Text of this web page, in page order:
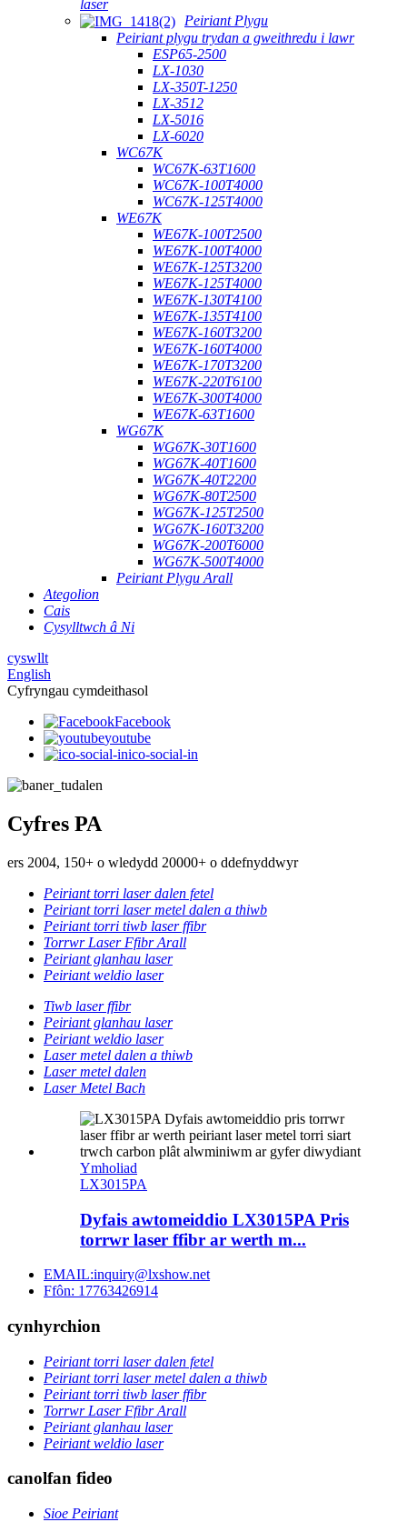
laser
Peiriant Plygu
Peiriant plygu trydan a gweithredu i lawr
ESP65-2500
LX-1030
LX-350T-1250
LX-3512
LX-5016
LX-6020
WC67K
WC67K-63T1600
WC67K-100T4000
WC67K-125T4000
WE67K
WE67K-100T2500
WE67K-100T4000
WE67K-125T3200
WE67K-125T4000
WE67K-130T4100
WE67K-135T4100
WE67K-160T3200
WE67K-160T4000
WE67K-170T3200
WE67K-220T6100
WE67K-300T4000
WE67K-63T1600
WG67K
WG67K-30T1600
WG67K-40T1600
WG67K-40T2200
WG67K-80T2500
WG67K-125T2500
WG67K-160T3200
WG67K-200T6000
WG67K-500T4000
Peiriant Plygu Arall
Ategolion
Cais
Cysylltwch â Ni
cyswllt
English
Cyfryngau cymdeithasol
Facebook
youtube
ico-social-in
Cyfres PA
ers 2004, 150+ o wledydd 20000+ o ddefnyddwyr
Peiriant torri laser dalen fetel
Peiriant torri laser metel dalen a thiwb
Peiriant torri tiwb laser ffibr
Torrwr Laser Ffibr Arall
Peiriant glanhau laser
Peiriant weldio laser
Tiwb laser ffibr
Peiriant glanhau laser
Peiriant weldio laser
Laser metel dalen a thiwb
Laser metel dalen
Laser Metel Bach
Ymholiad
LX3015PA
Dyfais awtomeiddio LX3015PA Pris
torrwr laser ffibr ar werth m...
EMAIL:inquiry@lxshow.net
Ffôn: 17763426914
cynhyrchion
Peiriant torri laser dalen fetel
Peiriant torri laser metel dalen a thiwb
Peiriant torri tiwb laser ffibr
Torrwr Laser Ffibr Arall
Peiriant glanhau laser
Peiriant weldio laser
canolfan fideo
Sioe Peiriant